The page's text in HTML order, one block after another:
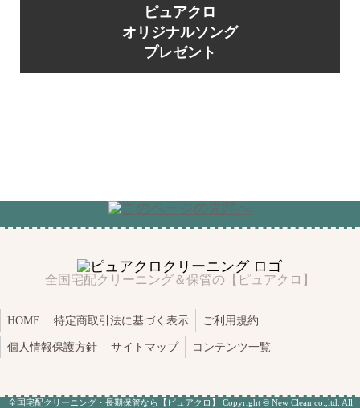
ピュアクロ
オリジナルソング
プレゼント
全国宅配クリーニング＆保管の【ピュアクロ】
HOME 特定商取引法に基づく表示 ご利用規約
個人情報保護方針 サイトマップ コンテンツ一覧
全国宅配クリーニング・長期保管なら【ピュアクロ】 Copyright © New Clean co.,ltd. All